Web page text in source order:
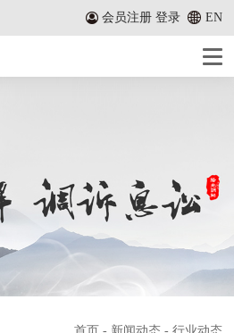
会员注册 登录 EN